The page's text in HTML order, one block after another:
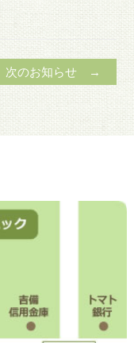
次のお知らせ →